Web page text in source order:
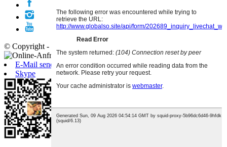
© Copyright - 2010-2019 : Alle Rechte vorbehalten.
E-Mail senden
Skype